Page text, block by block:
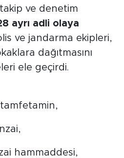
ve denetim
ayrı adli olaya
ve jandarma ekipleri,
dağıtmasını
ele geçirdi.
hammaddesi,